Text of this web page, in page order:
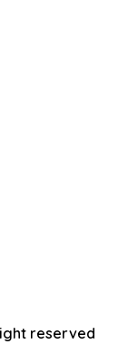
reserved